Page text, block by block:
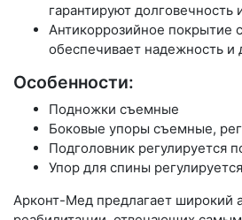
гарантируют долговечность
Антикоррозийное покрытие
обеспечивает надежность и
Особенности:
Подножки съемные
Боковые упоры съемные,
Подголовник регулируется
Упор для спины
Арконт-Мед предлагает широкий